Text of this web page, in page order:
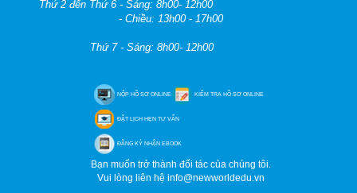
Thứ 2 đến Thứ 6 - Sáng: 8h00- 12h00
- Chiều: 13h00 - 17h00
Thứ 7 - Sáng: 8h00- 12h00
NỘP HỒ SƠ ONLINE KIỂM TRA HỒ SƠ ONLINE
ĐẶT LỊCH HẸN TƯ VẤN
ĐĂNG KÝ NHẬN EBOOK
Bạn muốn trở thành đối tác của chúng tôi.
Vui lòng liên hệ info@newworldedu.vn